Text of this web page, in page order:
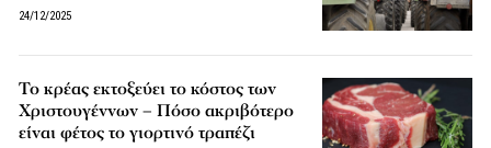
24/12/2025
Το κρέας εκτοξεύει το κόστος των
Χριστουγέννων – Πόσο ακριβότερο
είναι φέτος το γιορτινό τραπέζι